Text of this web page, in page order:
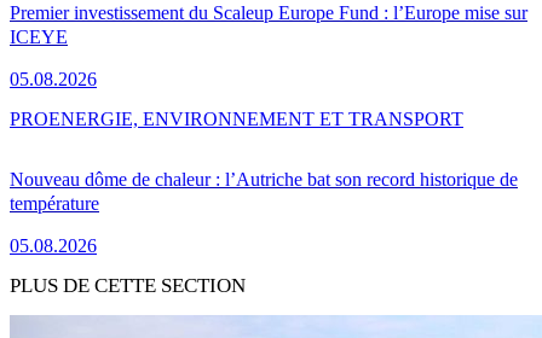
Premier investissement du Scaleup Europe Fund : l’Europe mise sur
ICEYE
05.08.2026
Nouveau dôme de chaleur : l’Autriche bat son record historique de
température
05.08.2026
PROENERGIE, ENVIRONNEMENT ET TRANSPORT
PLUS DE CETTE SECTION